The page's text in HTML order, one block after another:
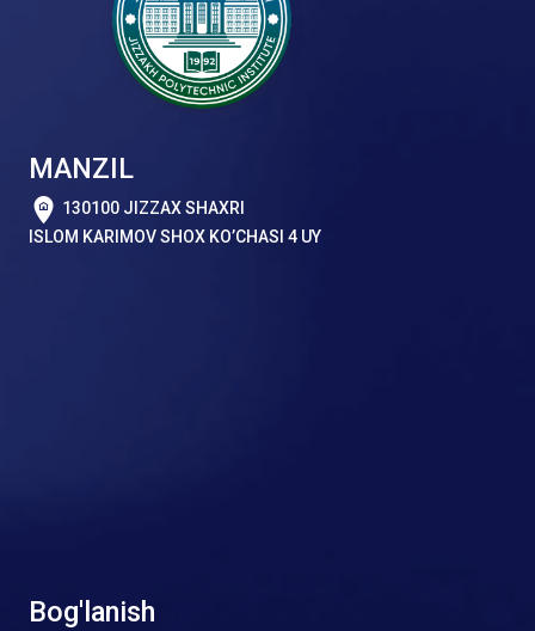
MANZIL
130100 JIZZAX SHAXRI
ISLOM KARIMOV SHOX KO’CHASI 4 UY
Bog'lanish